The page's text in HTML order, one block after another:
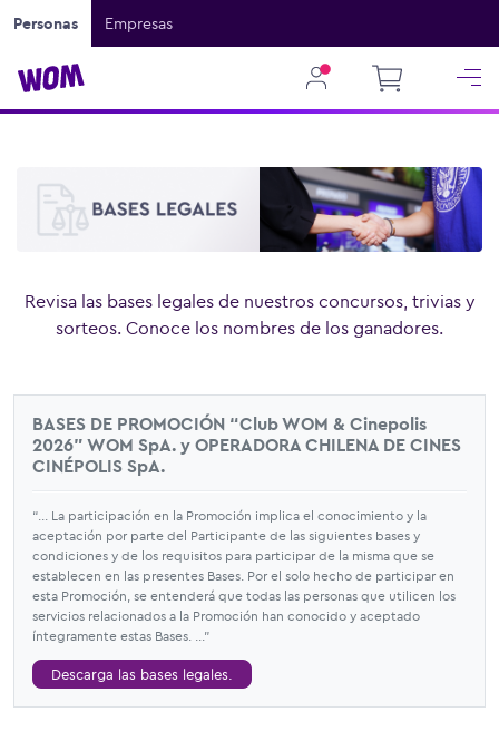
Personas Empresas
Revisa las bases legales de nuestros concursos, trivias y
sorteos. Conoce los nombres de los ganadores.
BASES DE PROMOCIÓN “Club WOM & Cinepolis
2026" WOM SpA. y OPERADORA CHILENA DE CINES
CINÉPOLIS SpA.
“... La participación en la Promoción implica el conocimiento y la
aceptación por parte del Participante de las siguientes bases y
condiciones y de los requisitos para participar de la misma que se
establecen en las presentes Bases. Por el solo hecho de participar en
esta Promoción, se entenderá que todas las personas que utilicen los
servicios relacionados a la Promoción han conocido y aceptado
íntegramente estas Bases. ...”
Descarga las bases legales.